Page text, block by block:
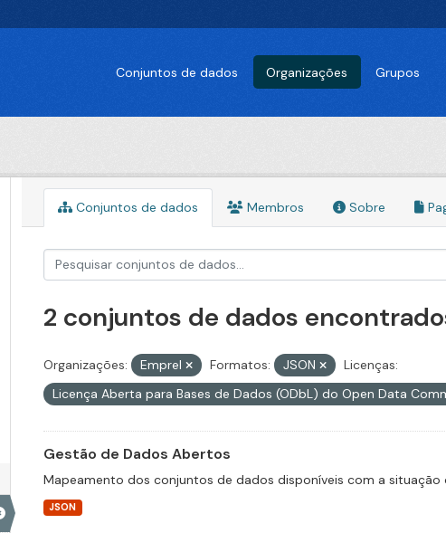
Conjuntos de dados Organizações Grupos
Conjuntos de dados Membros Sobre
2 conjuntos de dados
Organizações: Emprel Formatos: JSON
Licenças:
Licença Aberta para Bases de Dados (ODbL) do Open Data
Gestão de Dados Abertos
Mapeamento dos conjuntos de dados disponíveis com a situação
JSON